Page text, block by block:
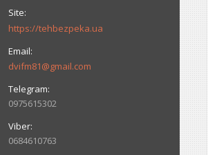
https://tehbezpeka.ua
dvifm81@gmail.com
0975615302
0684610763